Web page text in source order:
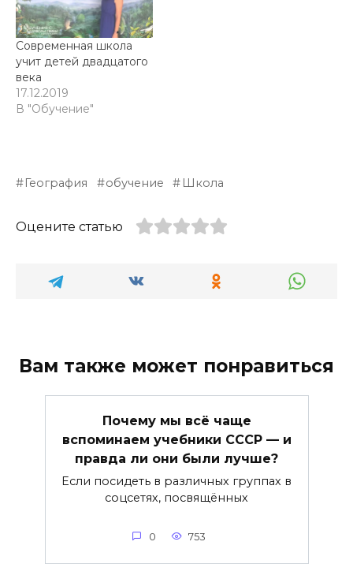
Современная школа
учит детей двадцатого
века
17.12.2019
В "Обучение"
География обучение Школа
Оцените статью
Вам также может понравиться
Почему мы всё чаще
вспоминаем учебники СССР — и
правда ли они были лучше?
Если посидеть в различных группах в
соцсетях, посвящённых
0 753